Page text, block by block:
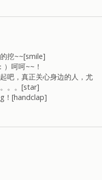
挖~~[smile]
）呵呵~~！
吧，真正关心身边的人，尤
。。[star]
！[handclap]